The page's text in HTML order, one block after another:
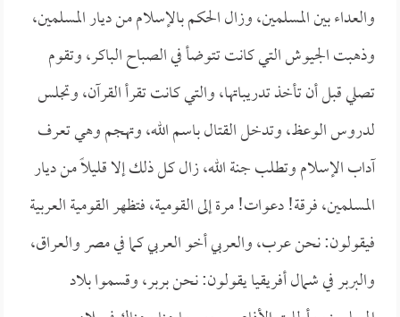
والعداء بين المسلمين، وزال الحكم بالإسلام من ديار المسلمين،
وذهبت الجيوش التي كانت تتوضأ في الصباح الباكر، وتقوم
تصلي قبل أن تأخذ تدريباتها، والتي كانت تقرأ القرآن، وتجلس
لدروس الوعظ، وتدخل القتال باسم الله، وتهجم وهي تعرف
آداب الإسلام وتطلب جنة الله، زال كل ذلك إلا قليلاً من ديار
المسلمين، فرقة! دعوات! مرة إلى القومية، فتظهر القومية العربية
فيقولون: نحن عرب، والعربي أخو العربي كما في مصر والعراق،
والبربر في شمال أفريقيا يقولون: نحن بربر، وقسموا بلاد